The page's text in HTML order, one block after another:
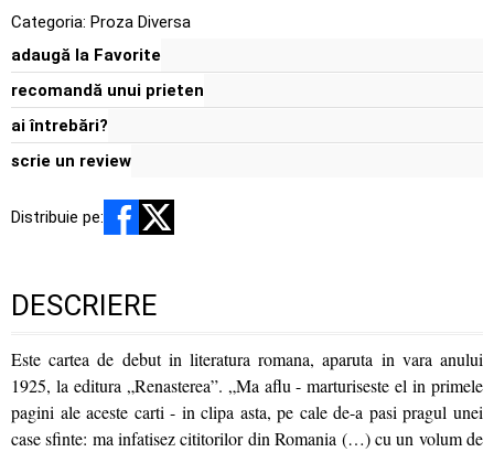
Categoria: Proza Diversa
adaugă la Favorite
recomandă unui prieten
ai întrebări?
scrie un review
Distribuie pe:
DESCRIERE
Este cartea de debut in literatura romana, aparuta in vara anului
1925, la editura „Renasterea”. „Ma aflu - marturiseste el in primele
pagini ale aceste carti - in clipa asta, pe cale de-a pasi pragul unei
case sfinte: ma infatisez cititorilor din Romania (…) cu un volum de